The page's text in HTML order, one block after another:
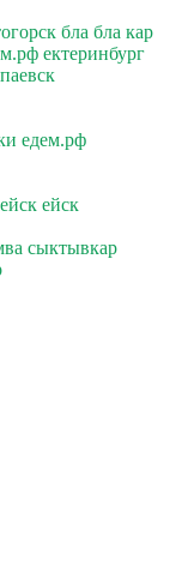
бла бла кар
ектеринбург
едем.рф
ейск
сыктывкар